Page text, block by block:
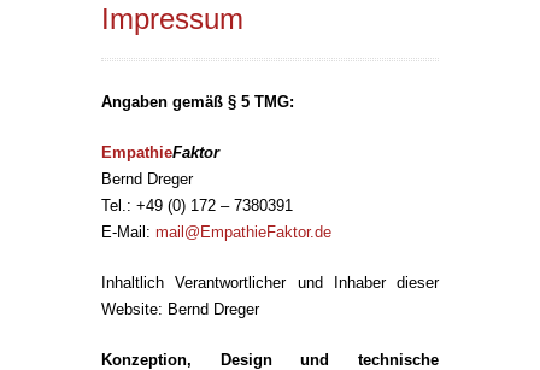
Impressum
Angaben gemäß § 5 TMG:
EmpathieFaktor
Bernd Dreger
Tel.: +49 (0) 172 – 7380391
E-Mail: mail@EmpathieFaktor.de
Inhaltlich Verantwortlicher und Inhaber dieser
Website: Bernd Dreger
Konzeption, Design und technische